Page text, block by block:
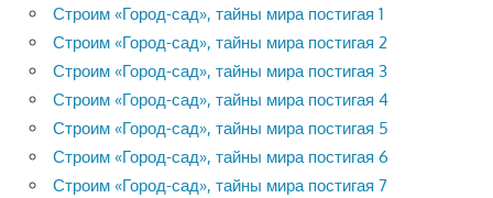
Строим «Город-сад», тайны мира постигая 1
Строим «Город-сад», тайны мира постигая 2
Строим «Город-сад», тайны мира постигая 3
Строим «Город-сад», тайны мира постигая 4
Строим «Город-сад», тайны мира постигая 5
Строим «Город-сад», тайны мира постигая 6
Строим «Город-сад», тайны мира постигая 7